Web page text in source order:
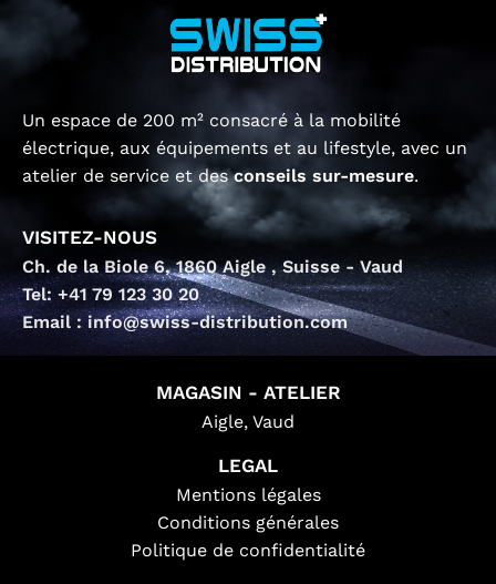
Un espace de 200 m² consacré à la mobilité
électrique, aux équipements et au lifestyle, avec un
atelier de service et desconseils sur-mesure.
VISITEZ-NOUS
Ch. de la Biole 6, 1860 Aigle , Suisse - Vaud
Tel: +41 79 123 30 20
Email : info@swiss-distribution.com
MAGASIN - ATELIER
Aigle, Vaud
LEGAL
Mentions légales
Conditions générales
Politique de confidentialité